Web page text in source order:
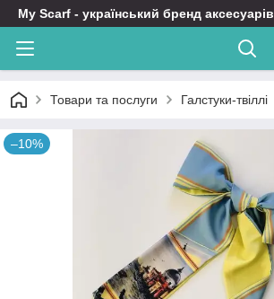
My Scarf - український бренд аксесуарів
Товари та послуги Галстуки-твіллі
–10%